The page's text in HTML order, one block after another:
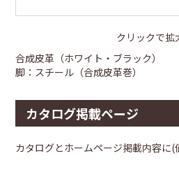
クリックで拡
合成皮革（ホワイト・ブラック）
脚：スチール（合成皮革巻）
カタログ掲載ページ
カタログとホームページ掲載内容に